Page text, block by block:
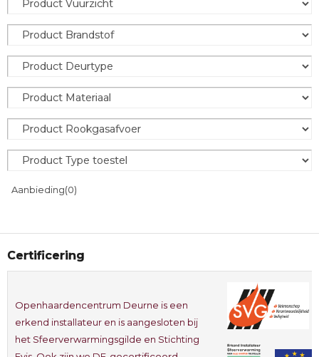
Aanbieding(0)
Certificering
Openhaardencentrum Deurne is een
erkend installateur en is aangesloten bij
het Sfeerverwarmingsgilde en Stichting